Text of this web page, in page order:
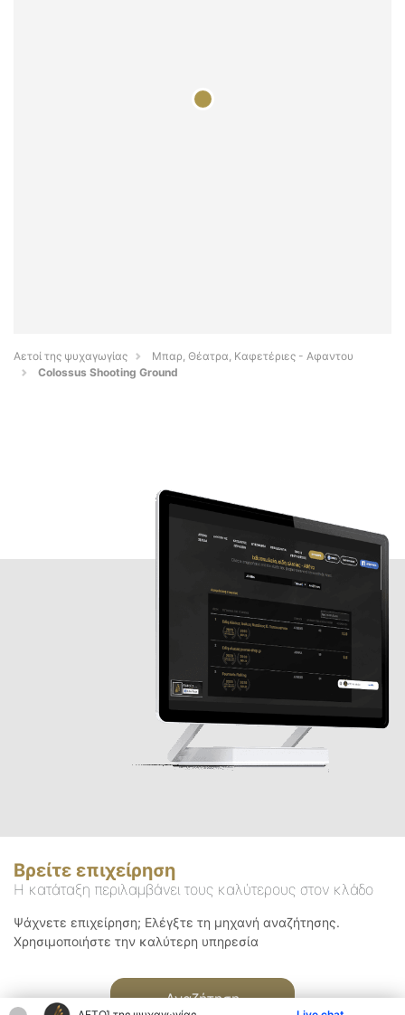
Αετοί της ψυχαγωγίας
Μπαρ, Θέατρα, Καφετέριες - Αφαντου
Colossus Shooting Ground
Βρείτε επιχείρηση
Η κατάταξη περιλαμβάνει τους καλύτερους στον κλάδο
Ψάχνετε επιχείρηση; Ελέγξτε τη μηχανή αναζήτησης.
Χρησιμοποιήστε την καλύτερη υπηρεσία
Αναζήτηση